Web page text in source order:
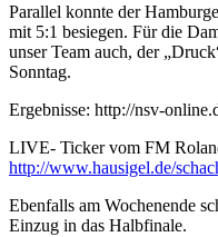
Parallel konnte der
mit 5:1 besiegen. Für die
unser Team auch, der
Sonntag.
Ergebnisse: http://nsv-
LIVE- Ticker vom FM
http://www.hausigel.de/
Ebenfalls am Wochenende
Einzug in das Halbfinale.